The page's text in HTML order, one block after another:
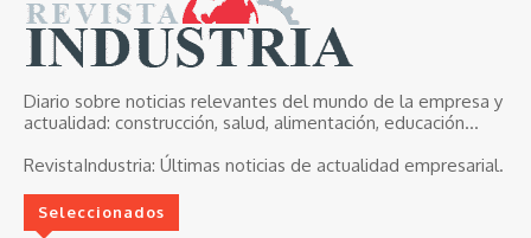
Diario sobre noticias relevantes del mundo de la empresa y
actualidad: construcción, salud, alimentación, educación...
RevistaIndustria: Últimas noticias de actualidad empresarial.
Seleccionados